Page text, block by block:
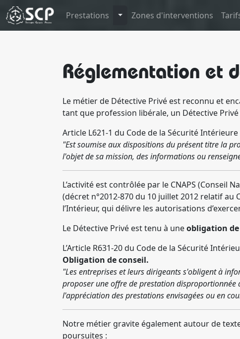
Prestations Toggle Dropdown
Zones d'interventions
Réglementation et
Le métier de Détective Privé est reconnu et
tant que profession libérale, un Détective
Article L621-1 du Code de la Sécurité Intérieure
"Est soumise aux dispositions du présent titre la
l'objet de sa mission, des informations ou
L’activité est contrôlée par le CNAPS (Conseil
(décret n°2012-870 du 10 juillet 2012 relatif
l’Intérieur, qui délivre les autorisations
Le Détective Privé est tenu à uneobligation
L’Article R631-20 du Code de la Sécurité
Obligation de conseil.
"Les entreprises et leurs dirigeants s'obligent à
proposer une offre de prestation disproportionnée
l'appréciation des prestations envisagées ou en
Notre métier gravite également autour de
poursuites :